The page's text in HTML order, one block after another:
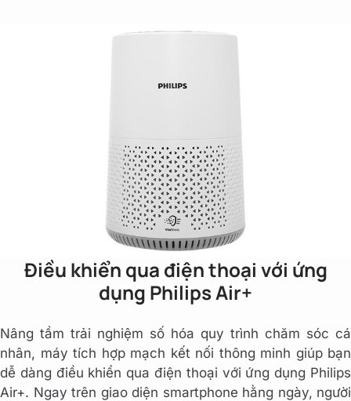
Điều khiển qua điện thoại với ứng
dụng Philips Air+
Nâng tầm trải nghiệm số hóa quy trình chăm sóc cá
nhân, máy tích hợp mạch kết nối thông minh giúp bạn
dễ dàng điều khiển qua điện thoại với ứng dụng Philips
Air+. Ngay trên giao diện smartphone hằng ngày, người